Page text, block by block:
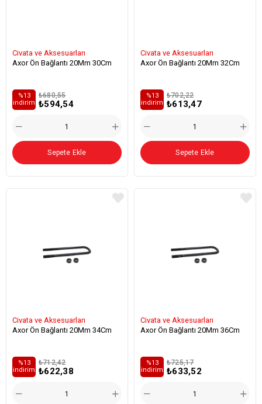
Civata ve Aksesuarları
Axor Ön Bağlantı 20Mm 30Cm
₺594,54
₺680,55
%13
i̇ndirim
Sepete Ekle
Civata ve Aksesuarları
Axor Ön Bağlantı 20Mm 32Cm
₺613,47
₺702,22
%13
i̇ndirim
Sepete Ekle
Civata ve Aksesuarları
Axor Ön Bağlantı 20Mm 34Cm
₺622,38
₺712,42
%13
i̇ndirim
Civata ve Aksesuarları
Axor Ön Bağlantı 20Mm 36Cm
₺633,52
₺725,17
%13
i̇ndirim